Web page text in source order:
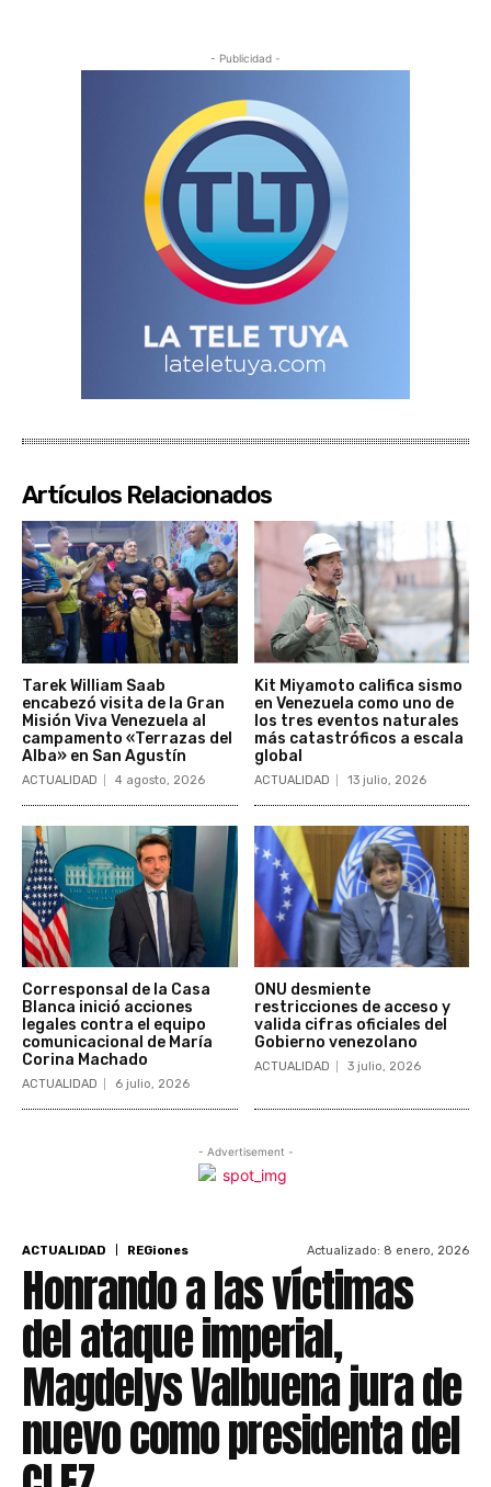
- Publicidad -
Artículos Relacionados
Tarek William Saab
encabezó visita de la Gran
Misión Viva Venezuela al
campamento «Terrazas del
Alba» en San Agustín
ACTUALIDAD 4 agosto, 2026
Kit Miyamoto califica sismo
en Venezuela como uno de
los tres eventos naturales
más catastróficos a escala
global
ACTUALIDAD 13 julio, 2026
Corresponsal de la Casa
Blanca inició acciones
legales contra el equipo
comunicacional de María
Corina Machado
ACTUALIDAD 6 julio, 2026
ONU desmiente
restricciones de acceso y
valida cifras oficiales del
Gobierno venezolano
ACTUALIDAD 3 julio, 2026
- Advertisement -